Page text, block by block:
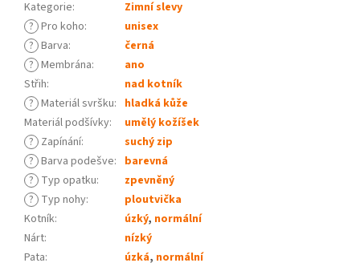
Kategorie:
Zimní slevy
? Pro koho:
unisex
? Barva:
černá
? Membrána:
ano
Střih:
nad kotník
? Materiál svršku: hladká kůže
Materiál podšívky:
umělý kožíšek
? Zapínání:
suchý zip
? Barva podešve: barevná
? Typ opatku:
zpevněný
? Typ nohy:
ploutvička
Kotník: úzký, normální
Nárt:
nízký
Pata: úzká, normální